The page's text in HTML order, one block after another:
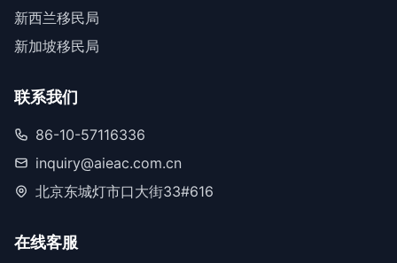
新西兰移民局
新加坡移民局
联系我们
86-10-57116336
inquiry@aieac.com.cn
北京东城灯市口大街33#616
在线客服